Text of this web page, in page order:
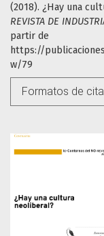
(2018). ¿Hay una
REVISTA DE
partir de
https://
w/79
Formatos de